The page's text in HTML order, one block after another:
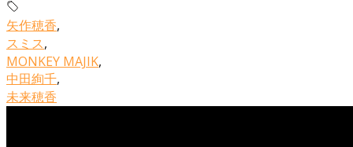
矢作穂香,
スミス,
MONKEY MAJIK,
中田絢千,
未来穂香